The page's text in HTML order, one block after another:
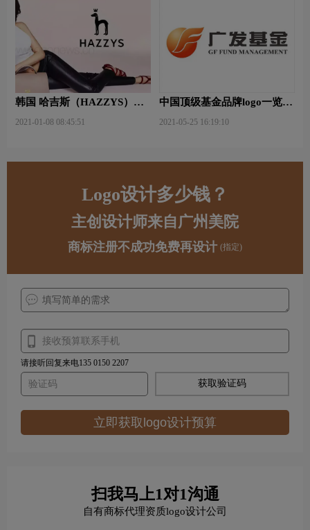
韩国 哈吉斯（HAZZYS）品
2021-01-08 08:45:51
中国顶级基金品牌logo一览：
2021-05-25 16:19:10
Logo设计多少钱？
主创设计师来自广州美院
商标注册不成功免费再设计 (指定)
请接听回复来电135 0150 2207
获取验证码
立即获取logo设计预算
扫我马上1对1沟通
自有商标代理资质logo设计公司